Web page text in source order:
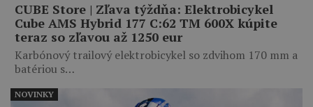
CUBE Store | Zľava týždňa: Elektrobicykel
Cube AMS Hybrid 177 C:62 TM 600X kúpite
teraz so zľavou až 1250 eur
Karbónový trailový elektrobicykel so zdvihom 170 mm a
batériou s…
NOVINKY